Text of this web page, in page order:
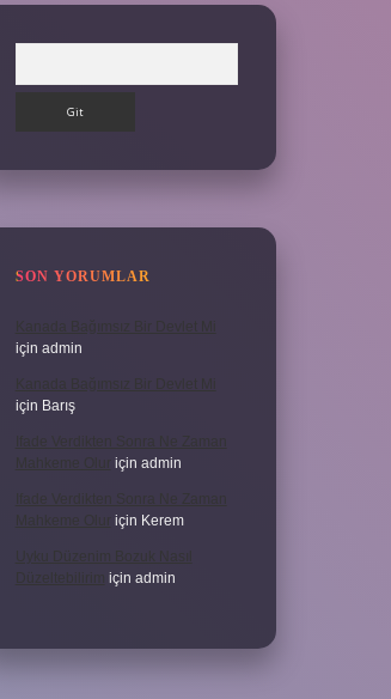
SON YORUMLAR
Kanada Bağımsız Bir Devlet Mi
için admin
Kanada Bağımsız Bir Devlet Mi
için Barış
Ifade Verdikten Sonra Ne Zaman
Mahkeme Olur için admin
Ifade Verdikten Sonra Ne Zaman
Mahkeme Olur için Kerem
Uyku Düzenim Bozuk Nasıl
Düzeltebilirim
için admin